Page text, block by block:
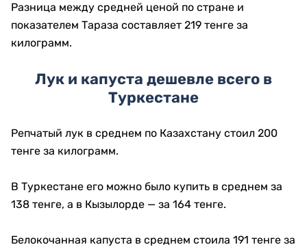
Разница между средней ценой по стране и
показателем Тараза составляет 219 тенге за
килограмм.
Лук и капуста дешевле всего в
Туркестане
Репчатый лук в среднем по Казахстану стоил 200
тенге за килограмм.
В Туркестане его можно было купить в среднем за
138 тенге, а в Кызылорде — за 164 тенге.
Белокочанная капуста в среднем стоила 191 тенге за